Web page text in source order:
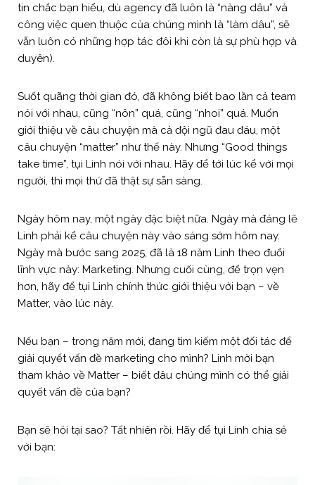
tin chắc bạn hiểu, dù agency đã luôn là “nàng dâu” và
công việc quen thuộc của chúng mình là “làm dâu”, sẽ
vẫn luôn có những hợp tác đôi khi còn là sự phù hợp và
duyên).
Suốt quãng thời gian đó, đã không biết bao lần cả team
nói với nhau, cũng “nôn” quá, cũng “nhoi” quá. Muốn
giới thiệu về câu chuyện mà cả đội ngũ đau đáu, một
câu chuyện “matter” như thế này. Nhưng “Good things
take time”, tụi Linh nói với nhau. Hãy để tới lúc kể với mọi
người, thì mọi thứ đã thật sự sẵn sàng.
Ngày hôm nay, một ngày đặc biệt nữa. Ngày mà đáng lẽ
Linh phải kể câu chuyện này vào sáng sớm hôm nay.
Ngày mà bước sang 2025, đã là 18 năm Linh theo đuổi
lĩnh vực này: Marketing. Nhưng cuối cùng, để trọn vẹn
hơn, hãy để tụi Linh chính thức giới thiệu với bạn – về
Matter, vào lúc này.
Nếu bạn – trong năm mới, đang tìm kiếm một đối tác để
giải quyết vấn đề marketing cho mình? Linh mời bạn
tham khảo về Matter – biết đâu chúng mình có thể giải
quyết vấn đề của bạn?
Bạn sẽ hỏi tại sao? Tất nhiên rồi. Hãy để tụi Linh chia sẻ
với bạn: